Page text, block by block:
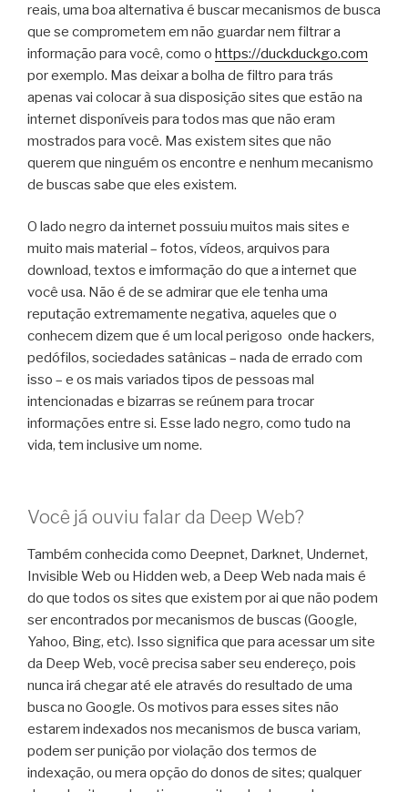
reais, uma boa alternativa é buscar mecanismos de busca
que se comprometem em não guardar nem filtrar a
informação para você, como o https://duckduckgo.com
por exemplo. Mas deixar a bolha de filtro para trás
apenas vai colocar à sua disposição sites que estão na
internet disponíveis para todos mas que não eram
mostrados para você. Mas existem sites que não
querem que ninguém os encontre e nenhum mecanismo
de buscas sabe que eles existem.
O lado negro da internet possuiu muitos mais sites e
muito mais material – fotos, vídeos, arquivos para
download, textos e imformação do que a internet que
você usa. Não é de se admirar que ele tenha uma
reputação extremamente negativa, aqueles que o
conhecem dizem que é um local perigoso onde hackers,
pedófilos, sociedades satânicas – nada de errado com
isso – e os mais variados tipos de pessoas mal
intencionadas e bizarras se reúnem para trocar
informações entre si. Esse lado negro, como tudo na
vida, tem inclusive um nome.
Você já ouviu falar da Deep Web?
Também conhecida como Deepnet, Darknet, Undernet,
Invisible Web ou Hidden web, a Deep Web nada mais é
do que todos os sites que existem por ai que não podem
ser encontrados por mecanismos de buscas (Google,
Yahoo, Bing, etc). Isso significa que para acessar um site
da Deep Web, você precisa saber seu endereço, pois
nunca irá chegar até ele através do resultado de uma
busca no Google. Os motivos para esses sites não
estarem indexados nos mecanismos de busca variam,
podem ser punição por violação dos termos de
indexação, ou mera opção do donos de sites; qualquer